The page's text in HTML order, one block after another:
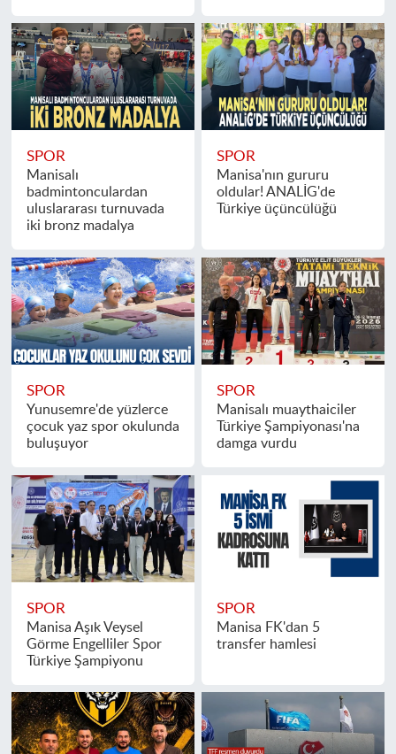
SPOR
Manisalı
badmintonculardan
uluslararası turnuvada
iki bronz madalya
SPOR
Manisa'nın gururu
oldular! ANALİG'de
Türkiye üçüncülüğü
SPOR
Yunusemre'de yüzlerce
çocuk yaz spor okulunda
buluşuyor
SPOR
Manisalı muaythaiciler
Türkiye Şampiyonası'na
damga vurdu
SPOR
Manisa Aşık Veysel
Görme Engelliler Spor
Türkiye Şampiyonu
SPOR
Manisa FK'dan 5
transfer hamlesi